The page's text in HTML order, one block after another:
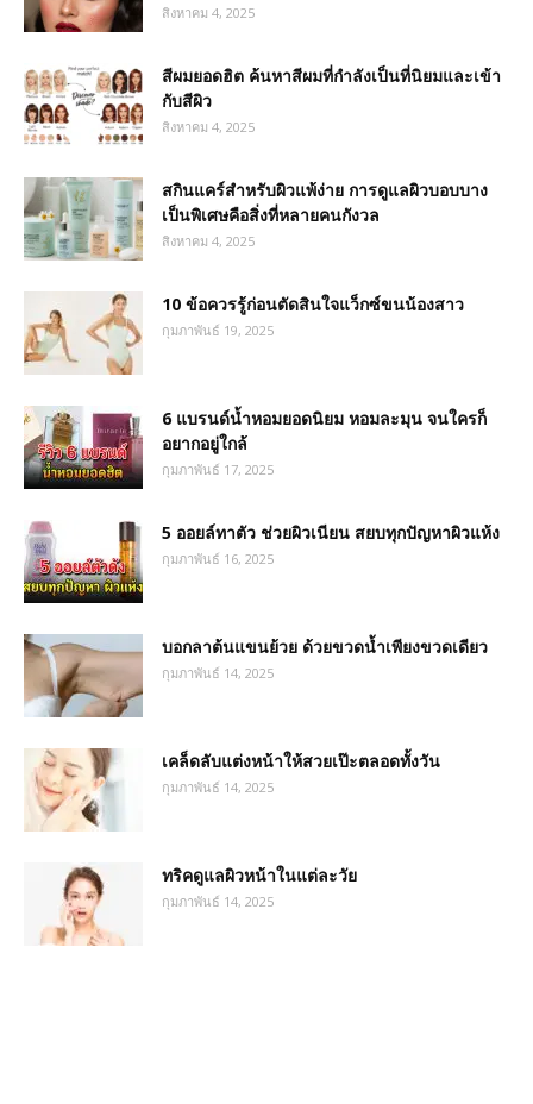
สิงหาคม 4, 2025
สีผมยอดฮิต ค้นหาสีผมที่กำลังเป็นที่นิยมและเข้า
กับสีผิว
สิงหาคม 4, 2025
สกินแคร์สำหรับผิวแพ้ง่าย การดูแลผิวบอบบาง
เป็นพิเศษคือสิ่งที่หลายคนกังวล
สิงหาคม 4, 2025
10 ข้อควรรู้ก่อนตัดสินใจแว็กซ์ขนน้องสาว
กุมภาพันธ์ 19, 2025
6 แบรนด์น้ำหอมยอดนิยม หอมละมุน จนใครก็
อยากอยู่ใกล้
กุมภาพันธ์ 17, 2025
5 ออยล์ทาตัว ช่วยผิวเนียน สยบทุกปัญหาผิวแห้ง
กุมภาพันธ์ 16, 2025
บอกลาต้นแขนย้วย ด้วยขวดน้ำเพียงขวดเดียว
กุมภาพันธ์ 14, 2025
เคล็ดลับแต่งหน้าให้สวยเป๊ะตลอดทั้งวัน
กุมภาพันธ์ 14, 2025
ทริคดูแลผิวหน้าในแต่ละวัย
กุมภาพันธ์ 14, 2025